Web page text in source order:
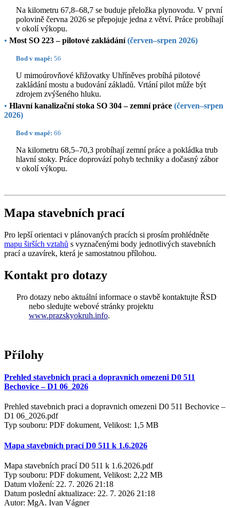
Na kilometru 67,8–68,7 se buduje přeložka plynovodu. V první
polovině června 2026 se přepojuje jedna z větví. Práce probíhají
v okolí výkopu.
• Most SO 223 – pilotové zakládání(červen–srpen 2026)
Bod v mapě: 56
U mimoúrovňové křižovatky Uhříněves probíhá pilotové
zakládání mostu a budování základů. Vrtání pilot může být
zdrojem zvýšeného hluku.
• Hlavní kanalizační stoka SO 304 – zemní práce (červen–srpen
2026)
Bod v mapě: 66
Na kilometru 68,5–70,3 probíhají zemní práce a pokládka trub
hlavní stoky. Práce doprovází pohyb techniky a dočasný zábor
v okolí výkopu.
Mapa stavebních prací
Pro lepší orientaci v plánovaných pracích si prosím prohlédněte
mapu širších vztahů s vyznačenými body jednotlivých stavebních
prací a uzavírek, která je samostatnou přílohou.
Kontakt pro dotazy
Pro dotazy nebo aktuální informace o stavbě kontaktujte ŘSD
nebo sledujte webové stránky projektu
www.prazskyokruh.info.
Přílohy
Prehled stavebnich praci a dopravnich omezeni D0 511
Bechovice – D1 06_2026
Prehled stavebnich praci a dopravnich omezeni D0 511 Bechovice –
D1 06_2026.pdf
Typ souboru: PDF dokument, Velikost: 1,5 MB
Mapa stavebních prací D0 511 k 1.6.2026
Mapa stavebních prací D0 511 k 1.6.2026.pdf
Typ souboru: PDF dokument, Velikost: 2,22 MB
Datum vložení: 22. 7. 2026 21:18
Datum poslední aktualizace: 22. 7. 2026 21:18
Autor: MgA. Ivan Vágner